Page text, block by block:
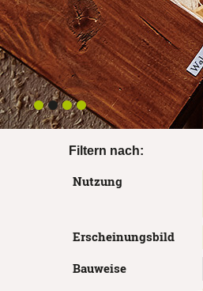
Filtern nach:
Nutzung
Erscheinungsbild
Bauweise